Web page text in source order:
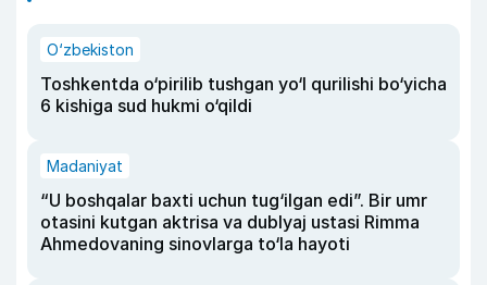
O‘zbekiston
Toshkentda o‘pirilib tushgan yo‘l qurilishi bo‘yicha
6 kishiga sud hukmi o‘qildi
Madaniyat
“U boshqalar baxti uchun tug‘ilgan edi”. Bir umr
otasini kutgan aktrisa va dublyaj ustasi Rimma
Ahmedovaning sinovlarga to‘la hayoti